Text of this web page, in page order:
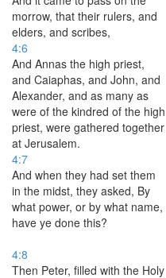
morrow, that their rulers, and
elders, and scribes,
4:6
And Annas the high priest,
and Caiaphas, and John, and
Alexander, and as many as
were of the kindred of the high
priest, were gathered together
at Jerusalem.
4:7
And when they had set them
in the midst, they asked, By
what power, or by what name,
have ye done this?
4:8
Then Peter, filled with the Holy